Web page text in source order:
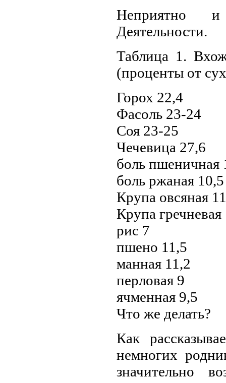
Неприятно и
Деятельности.
Таблица 1.
(проценты от
Горох 22,4
Фасоль 23-24
Соя 23-25
Чечевица 27,6
боль пшеничная
боль ржаная 10,5
Крупа овсяная 11
Крупа гречневая
рис 7
пшено 11,5
манная 11,2
перловая 9
ячменная 9,5
Что же делать?
Как
немногих
значительно